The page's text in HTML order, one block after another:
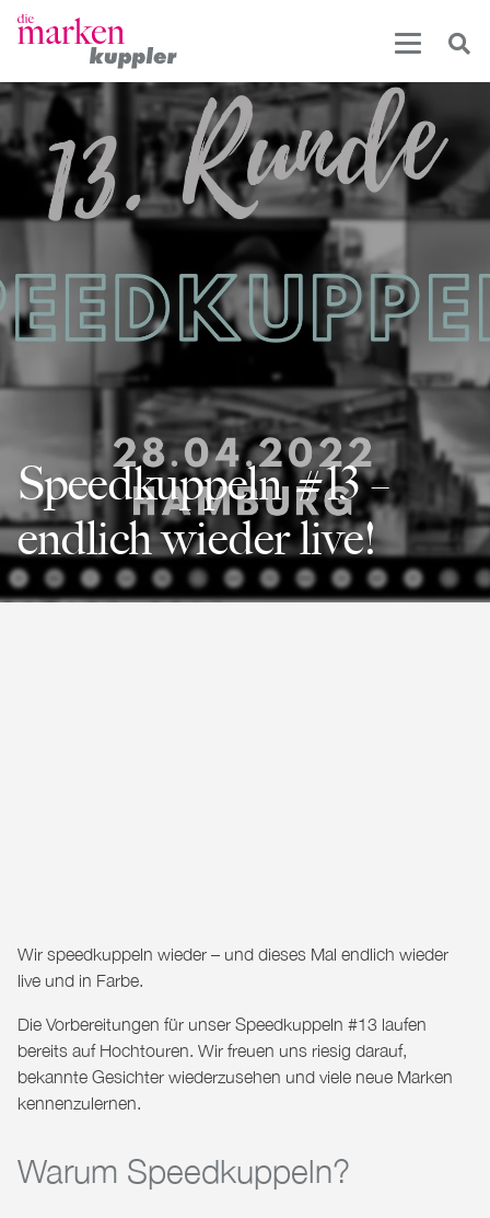
Speedkuppeln #13 –
endlich wieder live!
Wir speedkuppeln wieder – und dieses Mal endlich wieder
live und in Farbe.
Die Vorbereitungen für unser Speedkuppeln #13 laufen
bereits auf Hochtouren. Wir freuen uns riesig darauf,
bekannte Gesichter wiederzusehen und viele neue Marken
kennenzulernen.
Warum Speedkuppeln?